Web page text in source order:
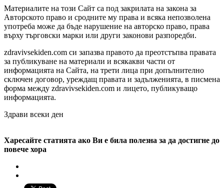
Материалите на този Сайт са под закрилата на закона за
Авторското право и сродните му права и всяка непозволена
употреба може да бъде нарушение на авторско право, права
върху търговски марки или други законови разпоредби.
zdravivsekiden.com си запазва правото да преотстъпва правата
за публикуване на материали и всякакви части от
информацията на Сайта, на трети лица при допълнително
сключен договор, уреждащ правата и задълженията, в писмена
форма между zdravivsekiden.com и лицето, публикуващо
информацията.
Здрави всеки ден
Харесайте статията ако Ви е била полезна за да достигне до
повече хора